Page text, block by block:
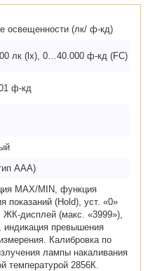
освещенности (лк/ ф-кд)
лк (lx), 0…40.000 ф-кд (FC)
ф-кд
ААА)
MAX/MIN, функция
показаний (Hold), уст. «0»
ЖК-дисплей (макс. «3999»),
индикация превышения
Калибровка по
лампы накаливания
температурой 2856К.